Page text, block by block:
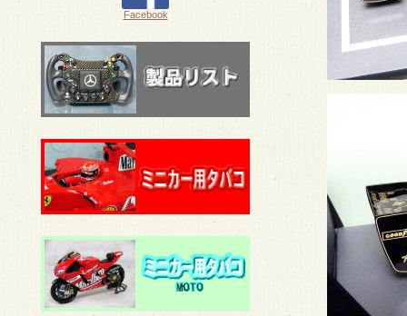
Facebook